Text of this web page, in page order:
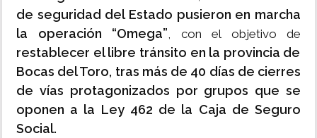
de seguridad del Estado pusieron en marcha
la operación “Omega”, con el objetivo de
restablecer el libre tránsito en la provincia de
Bocas del Toro, tras más de 40 días de cierres
de vías protagonizados por grupos que se
oponen a la Ley 462 de la Caja de Seguro
Social.